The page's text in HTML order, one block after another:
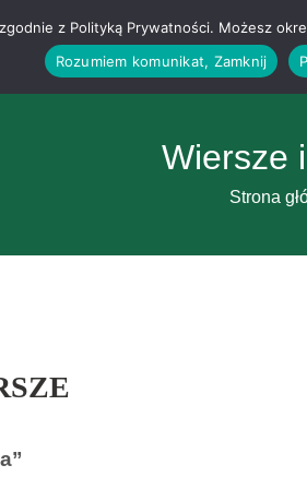
Wiersze
Strona
z Polityką Prywatności. Możesz
Rozumiem komunikat, Zamknij